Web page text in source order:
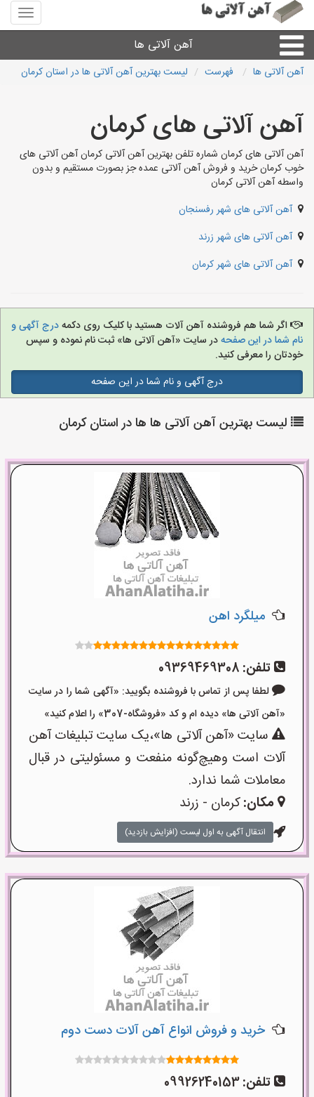
منوی
سایت
آلاتی
ها
آهن آلاتی ها
ورق
لوله و اتصالات
سایر آهن آلات
آهن آلاتی های شهرها
آهن آلاتی ها فهرست لیست بهترین آهن آلاتی ها در استان کرمان
آهن آلاتی های کرمان
آهن آلاتی های کرمان شماره تلفن بهترین آهن آلاتی کرمان آهن آلاتی های
خوب کرمان خرید و فروش آهن آلاتی عمده جز بصورت مستقیم و بدون
واسطه آهن آلاتی کرمان
آهن آلاتی های شهر رفسنجان
آهن آلاتی های شهر زرند
آهن آلاتی های شهر کرمان
اگر شما هم فروشنده آهن آلات هستید با کلیک روی دکمهدرج آگهی و
نام شما در این صفحهدر سایت «آهن آلاتی ها» ثبت نام نموده و سپس
خودتان را معرفی کنید.
درج آگهی و نام شما در این صفحه
لیست بهترین آهن آلاتی ها ها در استان کرمان
میلگرد اهن
تلفن: 09369469308
لطفا پس از تماس با فروشنده بگویید: «آگهی شما را در سایت
«آهن آلاتی ها» دیده ام و کد «فروشگاه-307» را اعلام کنید»
سایت «آهن آلاتی ها»،یک سایت تبلیغات آهن
آلات است وهیچ‌گونه منفعت و مسئولیتی در قبال
معاملات شما ندارد.
مکان:کرمان - زرند
انتقال آگهی به اول لیست (افزایش بازدید)
خرید و فروش انواع آهن آلات دست دوم
تلفن:09926240153